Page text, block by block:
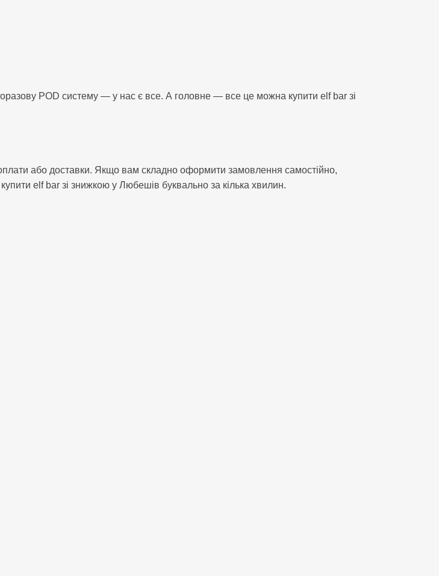
POD систему — у нас є все. А головне — все це можна купити elf bar зі
оплати або доставки. Якщо вам складно оформити замовлення самостійно,
elf bar зі знижкою у Любешів буквально за кілька хвилин.